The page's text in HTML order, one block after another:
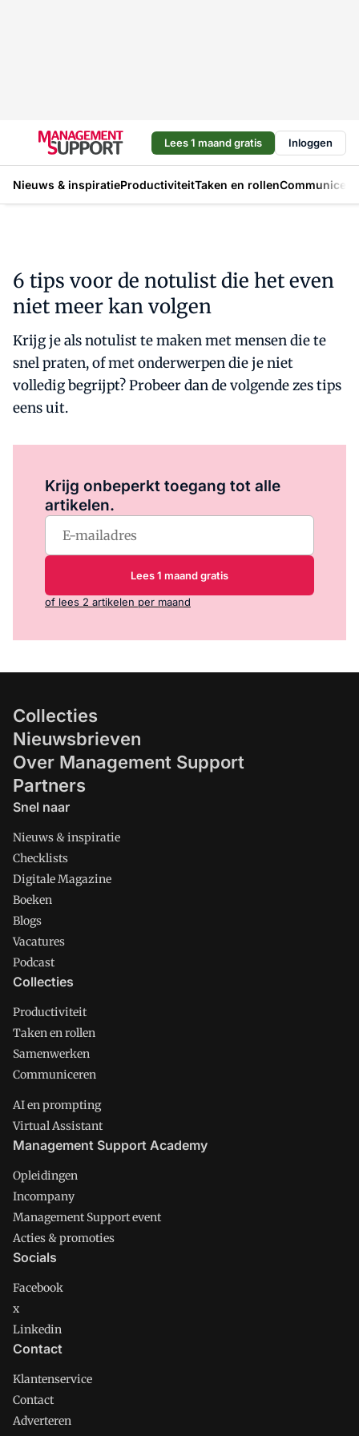
Lees 1 maand gratis Inloggen
Nieuws & inspiratieProductiviteitTaken en rollen
6 tips voor de notulist die het even
niet meer kan volgen
Krijg je als notulist te maken met mensen die te
snel praten, of met onderwerpen die je niet
volledig begrijpt? Probeer dan de volgende zes tips
eens uit.
Krijg onbeperkt toegang tot alle
artikelen.
Lees 1 maand gratis
of lees 2 artikelen per maand
Collecties
Nieuwsbrieven
Over Management Support
Partners
Snel naar
Nieuws & inspiratie
Checklists
Digitale Magazine
Boeken
Blogs
Vacatures
Podcast
Collecties
Productiviteit
Taken en rollen
Samenwerken
Communiceren
AI en prompting
Virtual Assistant
Management Support Academy
Opleidingen
Incompany
Management Support event
Acties & promoties
Socials
Facebook
x
Linkedin
Contact
Klantenservice
Contact
Adverteren